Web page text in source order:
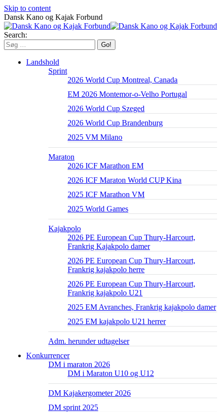
Skip to content
Dansk Kano og Kajak Forbund
Search:
Landshold
Sprint
2026 World Cup Montreal, Canada
EM 2026 Montemor-o-Velho Portugal
2026 World Cup Szeged
2026 World Cup Brandenburg
2025 VM Milano
Maraton
2026 ICF Marathon EM
2026 ICF Maraton World CUP Kina
2025 ICF Marathon VM
2025 World Games
Kajakpolo
2026 PE European Cup Thury-Harcourt,
Frankrig Kajakpolo damer
2026 PE European Cup Thury-Harcourt,
Frankrig kajakpolo herre
2026 PE European Cup Thury-Harcourt,
Frankrig kajakpolo U21
2025 EM Avranches, Frankrig kajakpolo damer
2025 EM kajakpolo U21 herrer
Adm. herunder udtagelser
Konkurrencer
DM i maraton 2026
DM i Maraton U10 og U12
DM Kajakergometer 2026
DM sprint 2025